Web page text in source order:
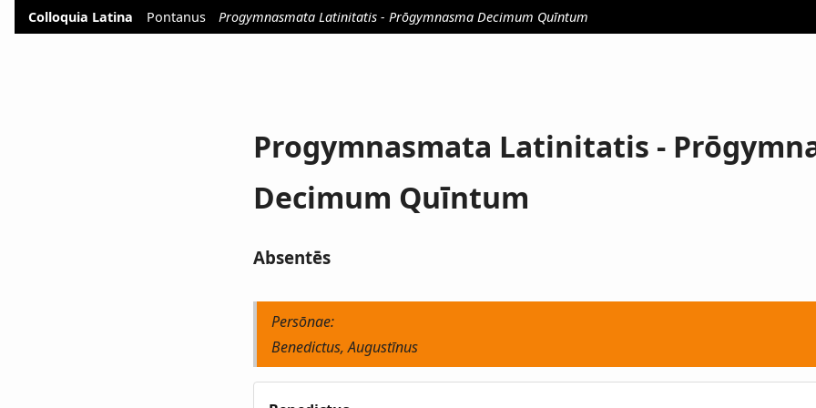
Colloquia Latina Pontanus Progymnasmata Latinitatis - Prōgymnasma Decimum Quīntum
Progymnasmata Latinitatis -
Decimum Quīntum
Absentēs
Persōnae:
Benedictus, Augustīnus